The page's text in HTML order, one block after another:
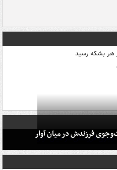
فرزندش در میان آوار